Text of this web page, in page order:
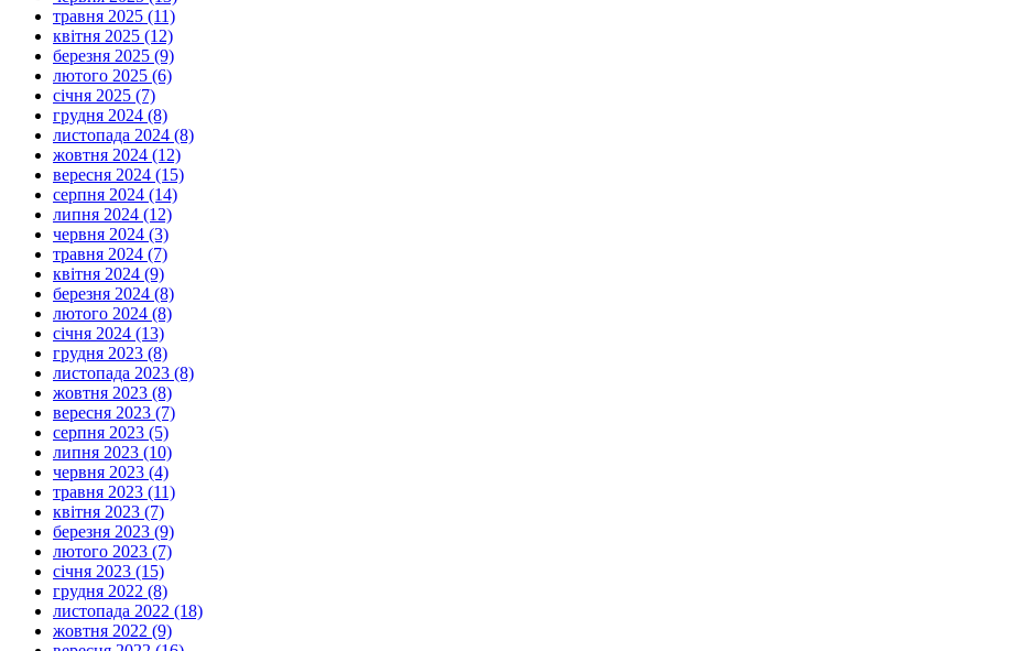
травня 2025 (11)
квітня 2025 (12)
березня 2025 (9)
лютого 2025 (6)
січня 2025 (7)
грудня 2024 (8)
листопада 2024 (8)
жовтня 2024 (12)
вересня 2024 (15)
серпня 2024 (14)
липня 2024 (12)
червня 2024 (3)
травня 2024 (7)
квітня 2024 (9)
березня 2024 (8)
лютого 2024 (8)
січня 2024 (13)
грудня 2023 (8)
листопада 2023 (8)
жовтня 2023 (8)
вересня 2023 (7)
серпня 2023 (5)
липня 2023 (10)
червня 2023 (4)
травня 2023 (11)
квітня 2023 (7)
березня 2023 (9)
лютого 2023 (7)
січня 2023 (15)
грудня 2022 (8)
листопада 2022 (18)
жовтня 2022 (9)